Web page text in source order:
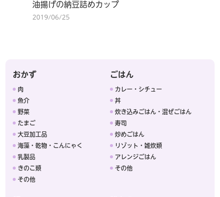
油揚げの納豆詰めカップ
2019/06/25
おかず
肉
魚介
野菜
たまご
大豆加工品
海藻・乾物・こんにゃく
乳製品
きのこ類
その他
ごはん
カレー・シチュー
丼
炊き込みごはん・混ぜごはん
寿司
炒めごはん
リゾット・雑炊類
アレンジごはん
その他